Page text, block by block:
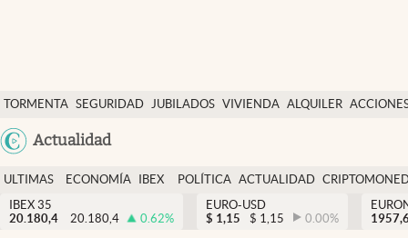
TORMENTA SEGURIDAD JUBILADOS VIVIENDA ALQUILER
USA
Actualidad
Economía y finanzas
Política
Actualidad
Criptomonedas
ULTIMAS
NOTICIAS
ECONOMÍA
FINANZAS
IBEX
EURO
POLÍTICA ACTUALIDAD
IBEX 35
20.180,4
20.180,4 0.62%
EURO-USD
$ 1,15 $ 1,15 0.00%